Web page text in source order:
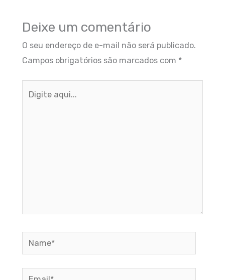
Deixe um comentário
O seu endereço de e-mail não será publicado.
Campos obrigatórios são marcados com *
aqui...
Name*
Email*